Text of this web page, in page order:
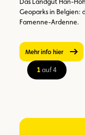
Geoparks in Belgien:
Famenne-Ardenne.
Mehr info hier
1auf 4